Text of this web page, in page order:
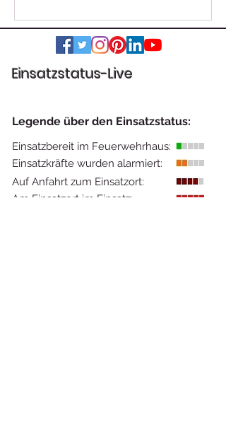
Einsatzstatus-Live
Legende über den Einsatzstatus:
Einsatzbereit im Feuerwehrhaus:
Einsatzkräfte wurden alarmiert:
Auf Anfahrt zum Einsatzort:
Am Einsatzort im Einsatz: